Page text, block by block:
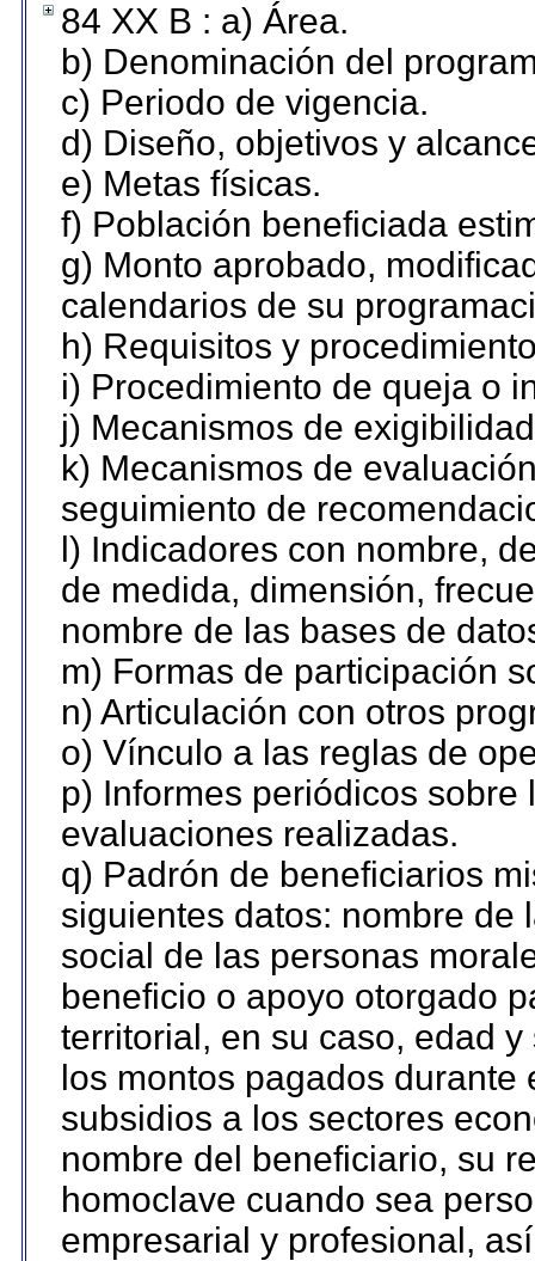
84 XX B : a) Área.
b) Denominación del
c) Periodo de vigencia.
d) Diseño, objetivos y
e) Metas físicas.
f) Población beneficiada
g) Monto aprobado,
calendarios de su
h) Requisitos y
i) Procedimiento de queja o
j) Mecanismos de
k) Mecanismos de
seguimiento de
l) Indicadores con nombre,
de medida, dimensión,
nombre de las bases de
m) Formas de participación
n) Articulación con otros
o) Vínculo a las reglas de
p) Informes periódicos
evaluaciones realizadas.
q) Padrón de beneficiarios
siguientes datos: nombre de
social de las personas
beneficio o apoyo otorgado
territorial, en su caso, edad
los montos pagados
subsidios a los sectores
nombre del beneficiario, su
homoclave cuando sea
empresarial y profesional,